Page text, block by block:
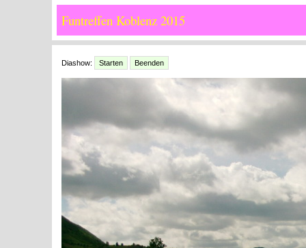
Funtreffen Koblenz 2015
Diashow: Starten Beenden